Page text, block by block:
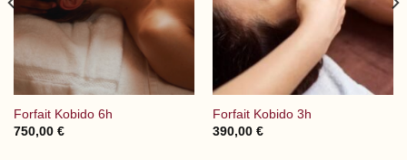
Forfait Kobido 6h
750,00 €
Forfait Kobido 3h
390,00 €